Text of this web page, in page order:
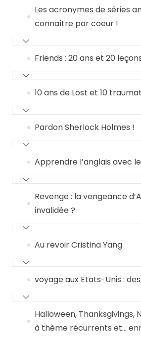
Les acronymes de séries
connaître par coeur !
Friends : 20 ans et 20
10 ans de Lost et 10
Pardon Sherlock Holmes !
Apprendre l’anglais avec
Revenge : la vengeance
invalidée ?
Au revoir Cristina Yang
voyage aux Etats-Unis :
Halloween, Thanksgivings,
à thème récurrents et…